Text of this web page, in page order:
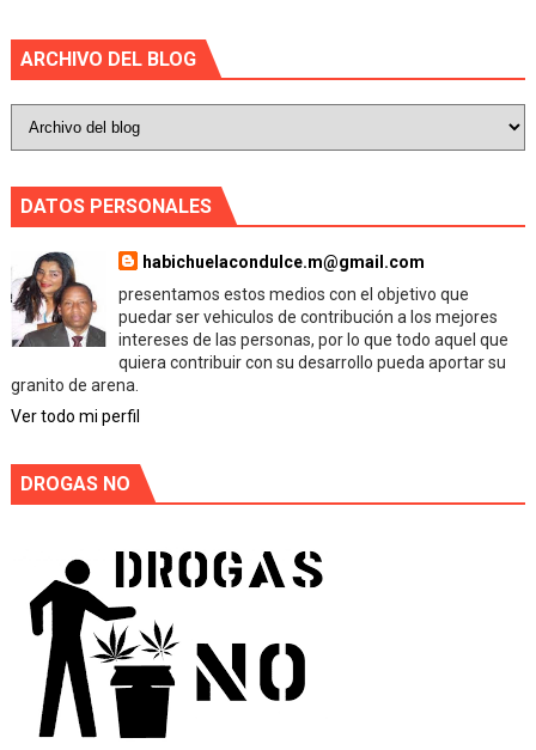
ARCHIVO DEL BLOG
DATOS PERSONALES
habichuelacondulce.m@gmail.com
presentamos estos medios con el objetivo que
puedar ser vehiculos de contribución a los mejores
intereses de las personas, por lo que todo aquel que
quiera contribuir con su desarrollo pueda aportar su
granito de arena.
Ver todo mi perfil
DROGAS NO